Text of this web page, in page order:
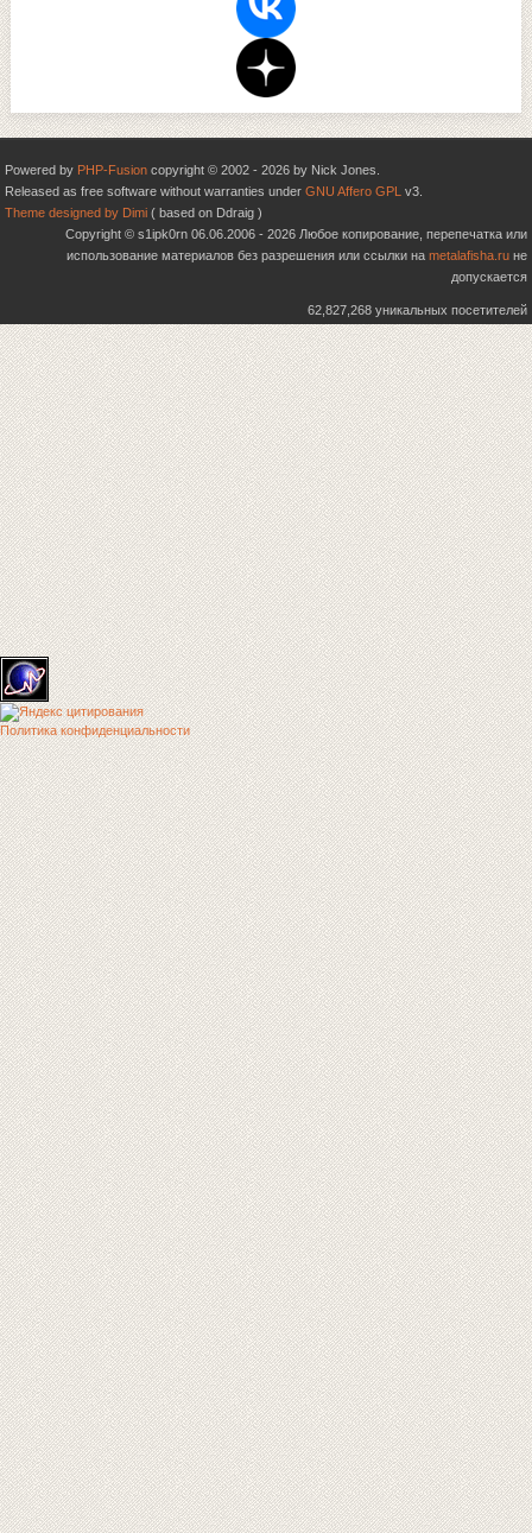
Powered by PHP-Fusion copyright © 2002 - 2026 by Nick Jones.
Released as free software without warranties under GNU Affero GPL v3.
Theme designed by Dimi ( based on Ddraig )
Copyright © s1ipk0rn 06.06.2006 - 2026 Любое копирование, перепечатка или
использование материалов без разрешения или ссылки на metalafisha.ru не
допускается
62,827,268 уникальных посетителей
Политика конфиденциальности